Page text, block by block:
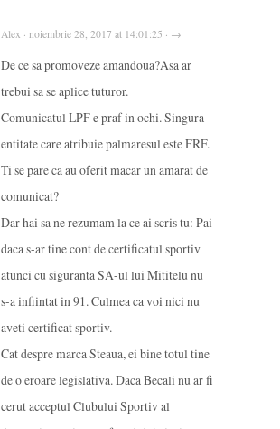
Alex · noiembrie 28, 2017 at 14:01:25 · →
De ce sa promoveze amandoua?Asa ar
trebui sa se aplice tuturor.
Comunicatul LPF e praf in ochi. Singura
entitate care atribuie palmaresul este FRF.
Ti se pare ca au oferit macar un amarat de
comunicat?
Dar hai sa ne rezumam la ce ai scris tu: Pai
daca s-ar tine cont de certificatul sportiv
atunci cu siguranta SA-ul lui Mititelu nu
s-a infiintat in 91. Culmea ca voi nici nu
aveti certificat sportiv.
Cat despre marca Steaua, ei bine totul tine
de o eroare legislativa. Daca Becali nu ar fi
cerut acceptul Clubului Sportiv al